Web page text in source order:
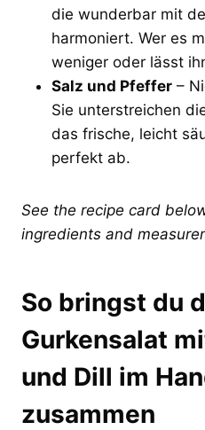
die wunderbar mit
harmoniert. Wer es
weniger oder lässt
Salz und Pfeffer –
Sie unterstreichen
das frische, leicht
perfekt ab.
See the recipe card
ingredients and
So bringst du
Gurkensalat
und Dill im
zusammen